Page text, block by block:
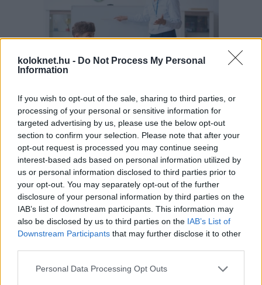
koloknet.hu - Do Not Process My Personal
Information
If you wish to opt-out of the sale, sharing to third parties, or
processing of your personal or sensitive information for
targeted advertising by us, please use the below opt-out
section to confirm your selection. Please note that after your
opt-out request is processed you may continue seeing
interest-based ads based on personal information utilized by
us or personal information disclosed to third parties prior to
your opt-out. You may separately opt-out of the further
disclosure of your personal information by third parties on the
IAB’s list of downstream participants. This information may
also be disclosed by us to third parties on the IAB’s List of
Downstream Participants that may further disclose it to other
Please note that this website/app uses one or more Google
Personal Data Processing Opt Outs
A szülők sokfélék, de abban legtöbben
egyetértenek: nem szeretnék, ha a tanár kiabálna
gyermekükkel az iskolában. Ám ha egy
pedagógusnak egyszerre több, mint húsz
gyermeket kell fegyelmeznie, segítség és korszerű
módszertani eszköztár nélkül könnyen
eszköztelennek érezheti magát, ennek pedig
gyakran a kiabálás a következménye.
Erre (is) kínál megoldást aPozitív Fegyelmezés az
módszertana, amelyet az elmúlt két
évben egy Erasmus+ partnerségi projekt keretében
próbáltak ki hat európai ország iskoláiban, a makói
Szignum Iskola
vezetésével.
Pelusos gyerek az oviban: Minden